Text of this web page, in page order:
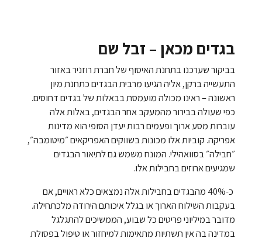
בגדים מכאן – זבל שם
בביקור שערכנו בתחנת האיסוף של חברת רוזניר באזור
התעשייה ברקן, אליה הגיעו מרבית הבגדים כתחנת מיון
ראשונה – ראינו מכולה מועמסת בבאלות של בגדים דחוסים.
כפי שעולה בבירור מהמעקב אחר הבגדים, באלות אלה
עוברות מסע ארוך ופעמים רבות יעדן הסופי הוא מדינות
אפריקה. קוביות אלו מכונות בשווקים האפריקאים ״מיטומבה״,
״חבילה״ בסוואהילי. המונח משמש גם לתיאור הבגדים
שמגיעים ארוזים בחבילות אלו.
כ-40% מהבגדים בחבילות אלה נמצאים כלא ראויים, אם
בעקבות השילוח הארוך או בגלל איכותם הירודה מלכתחילה.
מדובר במיליוני פריטים כל שבוע, הממשיכים להתגלגל
במדינה בה אין תשתיות מתאימות למיחזור או טיפול בפסולת